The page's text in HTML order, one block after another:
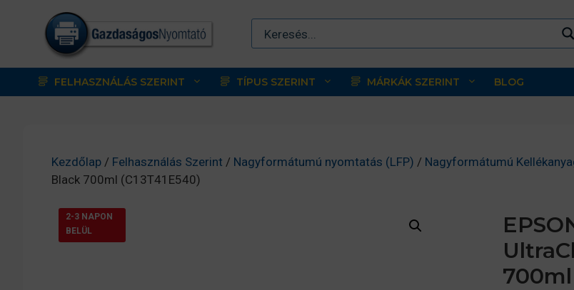
tartalomba
FELHASZNÁLÁS SZERINT TÍPUS SZERINT MÁRKÁK SZERINT BLOG
Kezdőlap / Felhasználás Szerint / Nagyformátumú nyomtatás (LFP) / Nagyformátumú
Black 700ml (C13T41E540)
2-3 NAPON
BELÜL
700ml